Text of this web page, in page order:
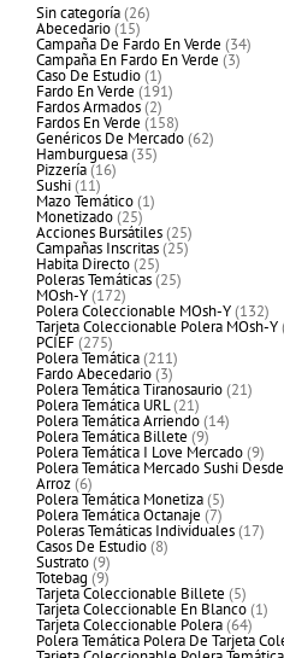
Sin categoría 2626
productos
Abecedario 1515
productos
Campaña De Fardo En Verde 3434
Campaña En Fardo En Verde 33
Caso De Estudio 11
producto
Fardo En Verde 191191
productos
Fardos Armados 22
productos
Fardos En Verde 158158
productos
Genéricos De Mercado 6262
productos
Hamburguesa 3535
productos
Pizzería 1616
productos
Sushi 1111
productos
Mazo Temático 11
producto
Monetizado 2525
productos
Acciones Bursátiles 2525
productos
Campañas Inscritas 2525
productos
Habita Directo 2525
productos
Poleras Temáticas 2525
productos
MOsh-Y 172172
productos
Polera Coleccionable MOsh-Y 132132
Tarjeta Coleccionable Polera MOsh-Y
PCIEF 275275
productos
Polera Temática 211211
productos
Fardo Abecedario 33
productos
Polera Temática Tiranosaurio 2121
Polera Temática URL 2121
productos
Polera Temática Arriendo 1414
productos
Polera Temática Billete 99
productos
Polera Temática I Love Mercado 99
Polera Temática Mercado Sushi
Arroz 66
productos
Polera Temática Monetiza 55
productos
Polera Temática Octanaje 77
productos
Poleras Temáticas Individuales 1717
Casos De Estudio 88
productos
Sustrato 99
productos
Totebag 99
productos
Tarjeta Coleccionable Billete 55
Tarjeta Coleccionable En Blanco 11
Tarjeta Coleccionable Polera 6464
Polera Temática Polera De Tarjeta